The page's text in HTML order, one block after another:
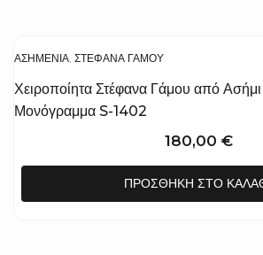
ΑΣΗΜΈΝΙΑ, ΣΤΈΦΑΝΑ ΓΆΜΟΥ
Χειροποίητα Στέφανα Γάμου από
Μονόγραμμα S-1402
180,00 €
ΠΡΟΣΘΉΚΗ ΣΤΟ